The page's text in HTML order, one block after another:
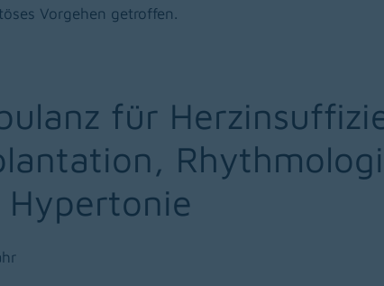
Vorgehen getroffen.
für